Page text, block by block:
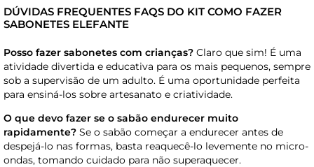
DÚVIDAS FREQUENTES FAQS DO KIT COMO FAZER
SABONETES ELEFANTE
Posso fazer sabonetes com crianças? Claro que sim! É uma
atividade divertida e educativa para os mais pequenos, sempre
sob a supervisão de um adulto. É uma oportunidade perfeita
para ensiná-los sobre artesanato e criatividade.
O que devo fazer se o sabão endurecer muito
rapidamente? Se o sabão começar a endurecer antes de
despejá-lo nas formas, basta reaquecê-lo levemente no micro-
ondas, tomando cuidado para não superaquecer.